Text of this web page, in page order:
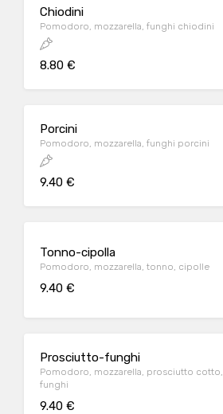
Chiodini
Pomodoro, mozzarella, funghi chiodini
8.80 €
Porcini
Pomodoro, mozzarella, funghi porcini
9.40 €
Tonno-cipolla
Pomodoro, mozzarella, tonno, cipolle
9.40 €
Prosciutto-funghi
Pomodoro, mozzarella, prosciutto cotto,
funghi
9.40 €